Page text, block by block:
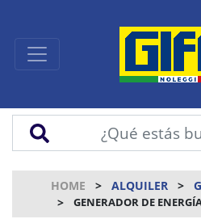
HOME ALQUILER
GENERADOR DE